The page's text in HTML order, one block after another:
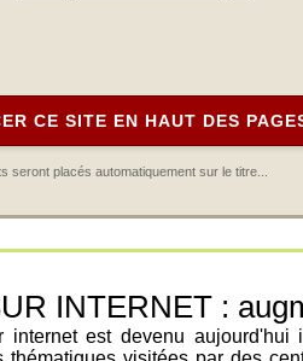
CE SITE EN HAUT DES
seront placés automatiquement sur le titre...
INTERNET :
internet est devenu